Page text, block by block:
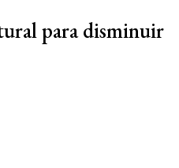
para disminuir